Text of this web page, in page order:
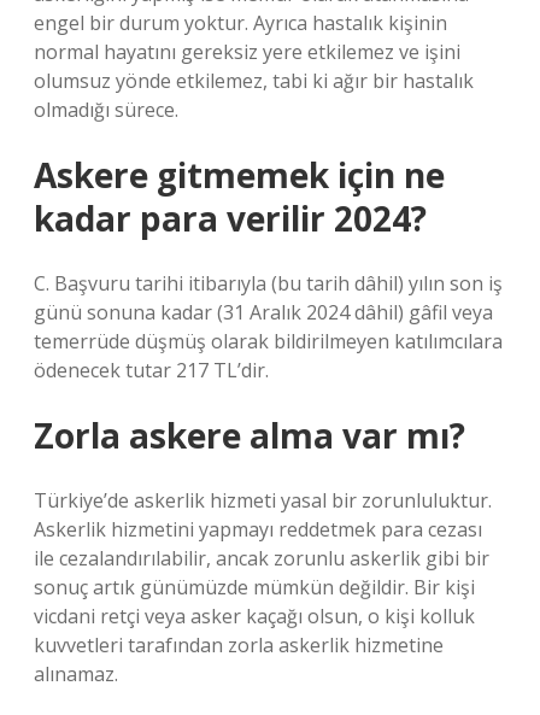
engel bir durum yoktur. Ayrıca hastalık kişinin
normal hayatını gereksiz yere etkilemez ve işini
olumsuz yönde etkilemez, tabi ki ağır bir hastalık
olmadığı sürece.
Askere gitmemek için ne
kadar para verilir 2024?
C. Başvuru tarihi itibarıyla (bu tarih dâhil) yılın son iş
günü sonuna kadar (31 Aralık 2024 dâhil) gâfil veya
temerrüde düşmüş olarak bildirilmeyen katılımcılara
ödenecek tutar 217 TL’dir.
Zorla askere alma var mı?
Türkiye’de askerlik hizmeti yasal bir zorunluluktur.
Askerlik hizmetini yapmayı reddetmek para cezası
ile cezalandırılabilir, ancak zorunlu askerlik gibi bir
sonuç artık günümüzde mümkün değildir. Bir kişi
vicdani retçi veya asker kaçağı olsun, o kişi kolluk
kuvvetleri tarafından zorla askerlik hizmetine
alınamaz.